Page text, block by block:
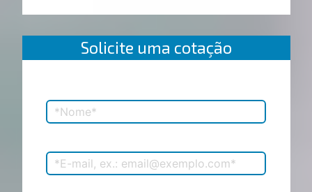
Solicite uma cotação